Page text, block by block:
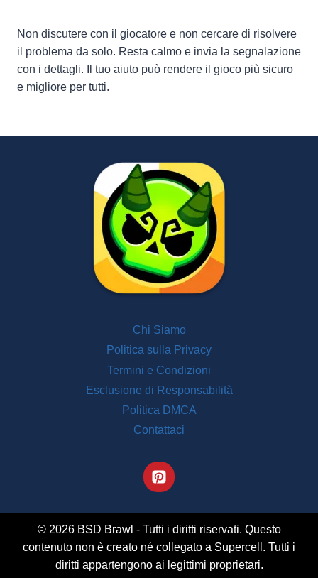
Non discutere con il giocatore e non cercare di risolvere
il problema da solo. Resta calmo e invia la segnalazione
con i dettagli. Il tuo aiuto può rendere il gioco più sicuro
e migliore per tutti.
Chi Siamo
Politica sulla Privacy
Termini e Condizioni
Esclusione di Responsabilità
Politica DMCA
Contattaci
© 2026 BSD Brawl - Tutti i diritti riservati. Questo
contenuto non è creato né collegato a Supercell. Tutti i
diritti appartengono ai legittimi proprietari.